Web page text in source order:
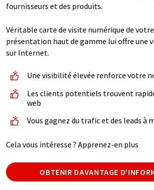
fournisseurs et des produits.
Véritable carte de visite numérique de
présentation haut de gamme lui offre une
sur Internet.
Une visibilité élevée renforce votre
Les clients potentiels trouvent
web
Vous gagnez du trafic et des leads à
Cela vous intéresse ? Apprenez-en plus
OBTENIR DAVANTAGE